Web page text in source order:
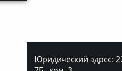
Юридический адрес: